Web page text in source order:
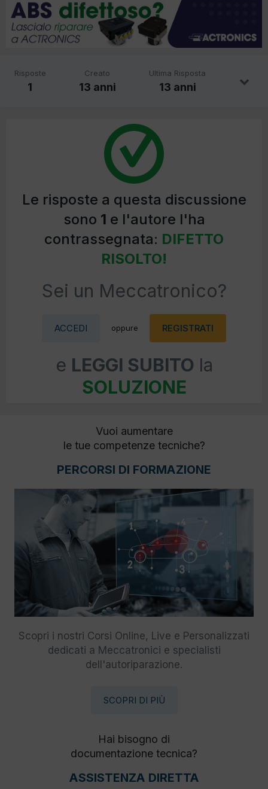
Risposte
1
Creato
13 anni
Ultima Risposta
13 anni
Le risposte a questa discussione
sono 1 e l'autore l'ha
contrassegnata: DIFETTO
RISOLTO!
Sei un Meccatronico?
ACCEDI oppure REGISTRATI
e LEGGI SUBITO la
SOLUZIONE
Vuoi aumentare
le tue competenze tecniche?
PERCORSI DI FORMAZIONE
Scopri i nostri Corsi Online, Live e Personalizzati
dedicati a Meccatronici e specialisti
dell'autoriparazione.
SCOPRI DI PIÙ
Hai bisogno di
documentazione tecnica?
ASSISTENZA DIRETTA